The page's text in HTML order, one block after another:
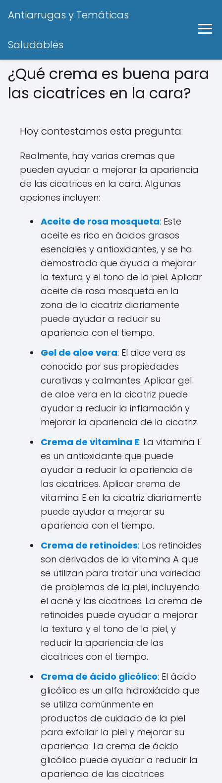
Antiarrugas y Temáticas
Saludables
¿Qué crema es buena para
las cicatrices en la cara?
Hoy contestamos esta pregunta:
Realmente, hay varias cremas que
pueden ayudar a mejorar la apariencia
de las cicatrices en la cara. Algunas
opciones incluyen:
Aceite de rosa mosqueta: Este
aceite es rico en ácidos grasos
esenciales y antioxidantes, y se ha
demostrado que ayuda a mejorar
la textura y el tono de la piel. Aplicar
aceite de rosa mosqueta en la
zona de la cicatriz diariamente
puede ayudar a reducir su
apariencia con el tiempo.
Gel de aloe vera: El aloe vera es
conocido por sus propiedades
curativas y calmantes. Aplicar gel
de aloe vera en la cicatriz puede
ayudar a reducir la inflamación y
mejorar la apariencia de la cicatriz.
Crema de vitamina E: La vitamina E
es un antioxidante que puede
ayudar a reducir la apariencia de
las cicatrices. Aplicar crema de
vitamina E en la cicatriz diariamente
puede ayudar a mejorar su
apariencia con el tiempo.
Crema de retinoides: Los retinoides
son derivados de la vitamina A que
se utilizan para tratar una variedad
de problemas de la piel, incluyendo
el acné y las cicatrices. La crema de
retinoides puede ayudar a mejorar
la textura y el tono de la piel, y
reducir la apariencia de las
cicatrices con el tiempo.
Crema de ácido glicólico: El ácido
glicólico es un alfa hidroxiácido que
se utiliza comúnmente en
productos de cuidado de la piel
para exfoliar la piel y mejorar su
apariencia. La crema de ácido
glicólico puede ayudar a reducir la
apariencia de las cicatrices